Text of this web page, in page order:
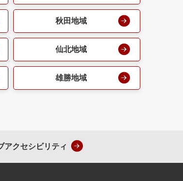
秋田地域
仙北地域
雄勝地域
アクセシビリティ